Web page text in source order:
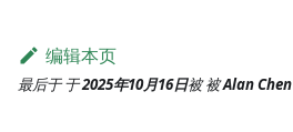
编辑本页
最后于于2025年10月16日被被Alan Chen